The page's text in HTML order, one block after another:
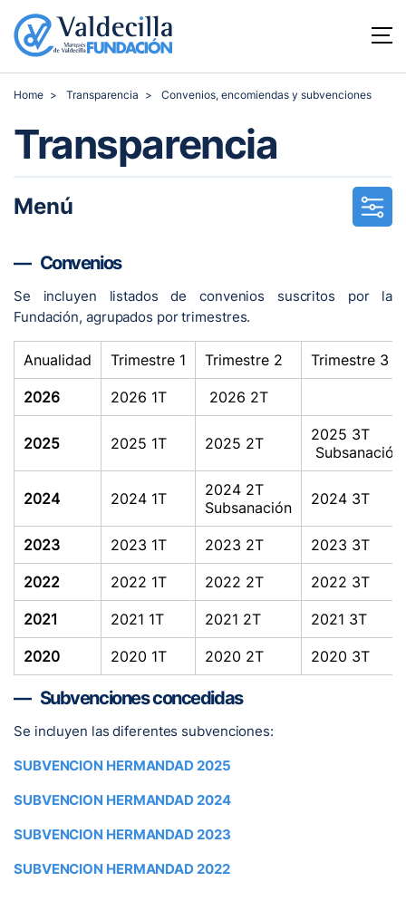
Home Transparencia Convenios, encomiendas y subvenciones
Transparencia
Menú
Convenios
Se incluyen listados de convenios suscritos por la
Fundación, agrupados por trimestres.
Anualidad Trimestre 1 Trimestre 2 Trimestre 3
2026 2026 1T 2026 2T
2025 2025 1T 2025 2T
2025 3T
Subsanación
2024 2024 1T
2024 2T
Subsanación
2024 3T
2023 2023 1T 2023 2T 2023 3T
2022 2022 1T 2022 2T 2022 3T
2021 2021 1T 2021 2T 2021 3T
2020 2020 1T 2020 2T 2020 3T
Subvenciones concedidas
Se incluyen las diferentes subvenciones:
SUBVENCION HERMANDAD 2025
SUBVENCION HERMANDAD 2024
SUBVENCION HERMANDAD 2023
SUBVENCION HERMANDAD 2022